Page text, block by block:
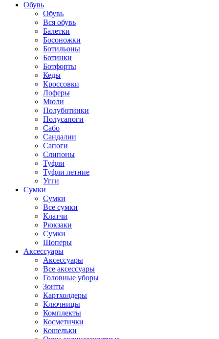
Обувь
Обувь
Вся обувь
Балетки
Босоножки
Ботильоны
Ботинки
Ботфорты
Кеды
Кроссовки
Лоферы
Мюли
Полуботинки
Полусапоги
Сабо
Сандалии
Сапоги
Слипоны
Туфли
Туфли летние
Угги
Сумки
Сумки
Все сумки
Клатчи
Рюкзаки
Сумки
Шоперы
Аксессуары
Аксессуары
Все аксессуары
Головные уборы
Зонты
Картхолдеры
Ключницы
Комплекты
Косметички
Кошельки